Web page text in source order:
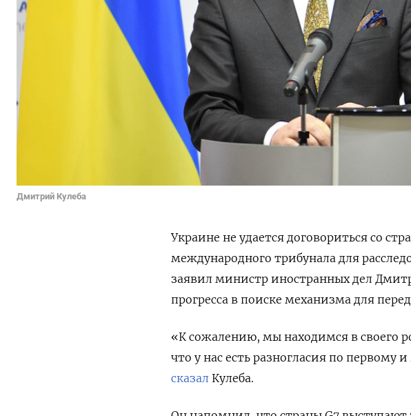
Дмитрий Кулеба
Украине не удается договориться со
международного трибунала для
заявил министр иностранных дел
прогресса в поиске механизма для
«К сожалению, мы находимся в своего
что у нас есть разногласия по первому
сказал Кулеба.